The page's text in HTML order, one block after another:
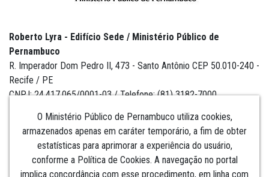
O Ministério Público de Pernambuco utiliza cookies,
armazenados apenas em caráter temporário, a fim de obter
estatísticas para aprimorar a experiência do usuário,
conforme a Política de Cookies. A navegação no portal
implica concordância com esse procedimento, em linha com
Roberto Lyra - Edifício Sede / Ministério Público de
Pernambuco
R. Imperador Dom Pedro II, 473 - Santo Antônio CEP 50.010-240 -
Recife / PE
CNPJ: 24.417.065/0001-03 / Telefone: (81) 3182-7000
Institucional